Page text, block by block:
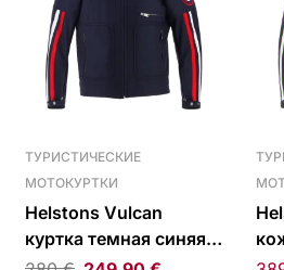
ТУРИСТИЧЕСКИЕ
МОТОКУРТКИ
Helstons Vulcan
куртка темная синяя/
красная